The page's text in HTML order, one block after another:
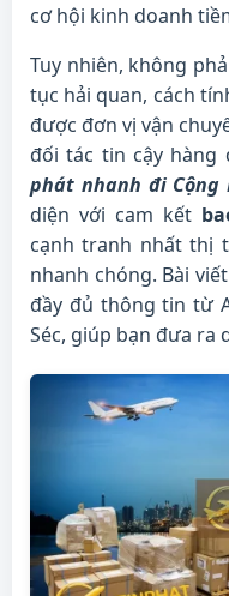
cơ hội kinh doanh
Tuy nhiên, không
tục hải quan, cách
được đơn vị vận
đối tác tin cậy hàng
phát nhanh đi Cộng
diện với cam kết
cạnh tranh nhất thị
nhanh chóng. Bài
đầy đủ thông tin từ
Séc, giúp bạn đưa ra